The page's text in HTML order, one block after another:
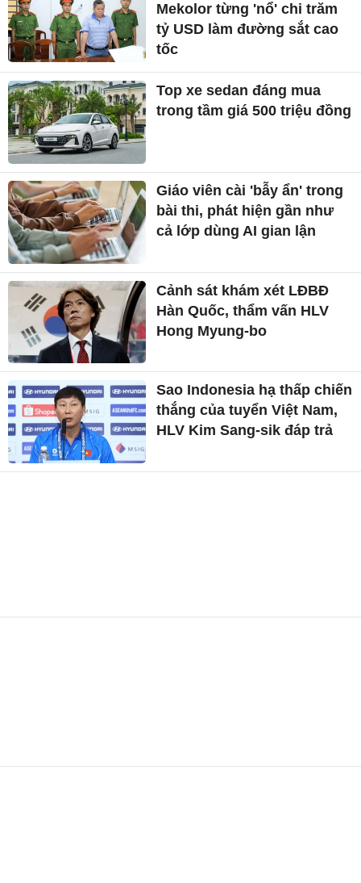
Mekolor từng 'nổ' chi trăm
tỷ USD làm đường sắt cao
tốc
Top xe sedan đáng mua
trong tầm giá 500 triệu đồng
Giáo viên cài 'bẫy ẩn' trong
bài thi, phát hiện gần như
cả lớp dùng AI gian lận
Cảnh sát khám xét LĐBĐ
Hàn Quốc, thẩm vấn HLV
Hong Myung-bo
Sao Indonesia hạ thấp chiến
thắng của tuyển Việt Nam,
HLV Kim Sang-sik đáp trả